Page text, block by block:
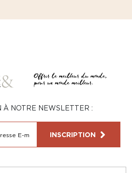
À NOTRE NEWSLETTER :
INSCRIPTION